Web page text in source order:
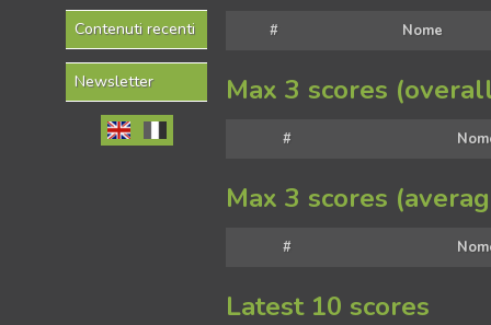
Contenuti recenti
Newsletter
# Nome
Max 3 scores
#
Max 3 scores
#
Latest 10 scores